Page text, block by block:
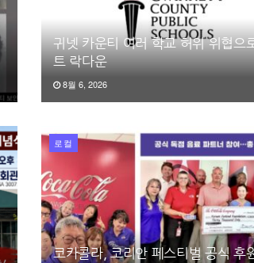
귀넷 카운티 여러 학교 허위 위협으
트 락다운
8월 6, 2026
로컬
코카콜라, 코리안 페스티벌 공식 후